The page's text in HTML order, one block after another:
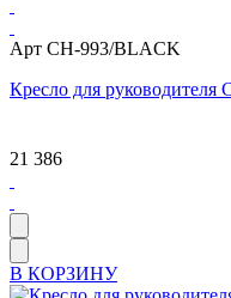
Арт CH-993/BLACK
Кресло для
21 386
В КОРЗИНУ